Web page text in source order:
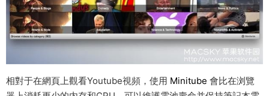
相對于在網頁上觀看Youtube視頻，使用 Minitube 會比在浏覽